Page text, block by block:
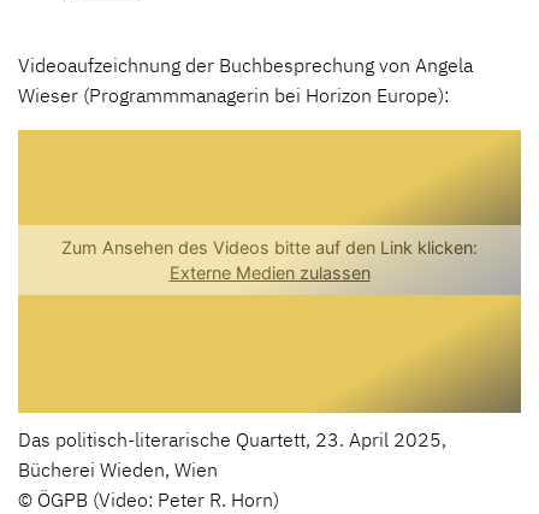
Videoaufzeichnung der Buchbesprechung von Angela
Wieser (Programmmanagerin bei Horizon Europe):
Das politisch-literarische Quartett, 23. April 2025,
Bücherei Wieden, Wien
© ÖGPB (Video: Peter R. Horn)